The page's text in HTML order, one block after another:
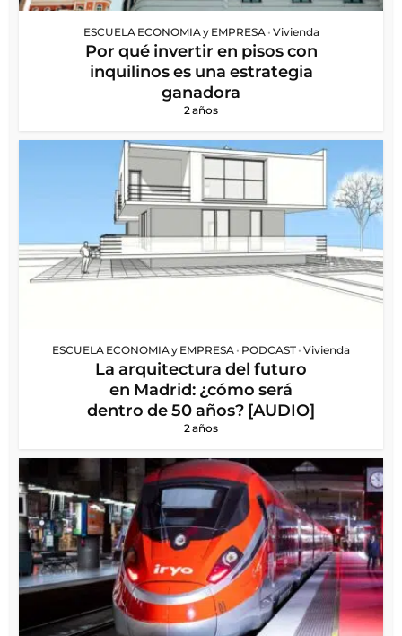
ESCUELA ECONOMIA y EMPRESA • Vivienda
Por qué invertir en pisos con
inquilinos es una estrategia
ganadora
2 años
ESCUELA ECONOMIA y EMPRESA • PODCAST • Vivienda
La arquitectura del futuro
en Madrid: ¿cómo será
dentro de 50 años? [AUDIO]
2 años